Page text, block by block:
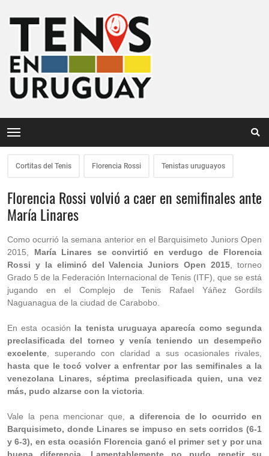
Cortitas del Tenis Florencia Rossi Tenistas uruguayos
Florencia Rossi volvió a caer en semifinales ante
María Linares
Como ocurrió la semana anterior en el Barquisimeto Juniors Open
2015, María Linares se convirtió en verdugo de Florencia
Rossi y la eliminó del Valencia Juniors Open 2015 , torneo
Grado 5 de la Federación Internacional de Tenis (ITF), que se está
jugando en el Complejo de Tenis Rafael Yáñez Gordils
Naguanagua de la ciudad de Carabobo.
En esta ocasión la tenista uruguaya aparecía como segunda
preclasificada del torneo y venía teniendo un desempeño
excelente , superando con claridad a sus ocasionales rivales,
hasta que le tocó volver a enfrentar por las semifinales a la
venezolana Linares, séptima preclasificada quien, una vez
más, pudo alzarse con la victoria
Vale la pena mencionar que, a diferencia de lo ocurrido en
Barquisimeto, donde Linares se impuso en sets corridos (6-1
y 6-3), en esta ocasión Florencia ganó el primer set y por una